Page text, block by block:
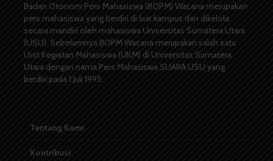
Badan Otonom Pers Mahasiswa (BOPM) Wacana merupakan
pers mahasiswa yang berdiri di luar kampus dan dikelola
secara mandiri oleh mahasiswa Universitas Sumatera Utara
(USU). Sebelumnya BOPM Wacana merupakan salah satu
Unit Kegiatan Mahasiswa (UKM) di Universitas Sumatera
Utara dengan nama Pers Mahasiswa SUARA USU yang
berdiri pada 1 Juli 1995.
Tentang Kami
Kontribusi